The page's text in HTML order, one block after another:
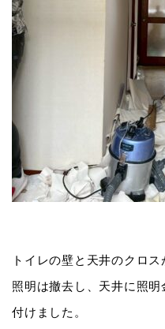
トイレの壁と天井のクロ
照明は撤去し、天井に照
付けました。